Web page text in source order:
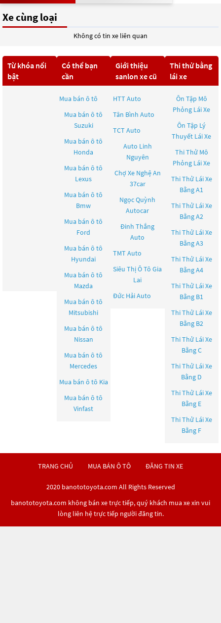
Xe cùng loại
Không có tin xe liên quan
Từ khóa nổi
bật
Có thể bạn
cần
Mua bán ô tô
Mua bán ô tô
Suzuki
Mua bán ô tô
Honda
Mua bán ô tô
Lexus
Mua bán ô tô
Bmw
Mua bán ô tô
Ford
Mua bán ô tô
Hyundai
Mua bán ô tô
Mazda
Mua bán ô tô
Mitsubishi
Mua bán ô tô
Nissan
Mua bán ô tô
Mercedes
Mua bán ô tô Kia
Mua bán ô tô
Vinfast
Giới thiệu
sanlon xe cũ
HTT Auto
Tân Bình Auto
TCT Auto
Auto Linh
Nguyên
Chợ Xe Nghệ An
37car
Ngọc Quỳnh
Autocar
Đinh Thắng
Auto
TMT Auto
Siêu Thị Ô Tô Gia
Lai
Đức Hải Auto
Thi thử bằng
lái xe
Ôn Tập Mô
Phỏng Lái Xe
Ôn Tập Lý
Thuyết Lái Xe
Thi Thử Mô
Phỏng Lái Xe
Thi Thử Lái Xe
Bằng A1
Thi Thử Lái Xe
Bằng A2
Thi Thử Lái Xe
Bằng A3
Thi Thử Lái Xe
Bằng A4
Thi Thử Lái Xe
Bằng B1
Thi Thử Lái Xe
Bằng B2
Thi Thử Lái Xe
Bằng C
Thi Thử Lái Xe
Bằng D
Thi Thử Lái Xe
Bằng E
Thi Thử Lái Xe
Bằng F
TRANG CHỦ MUA BÁN Ô TÔ ĐĂNG TIN XE
2020 banototoyota.com All Rights Reserved
banototoyota.com không bán xe trực tiếp, quý khách mua xe xin vui
lòng liên hệ trực tiếp người đăng tin.